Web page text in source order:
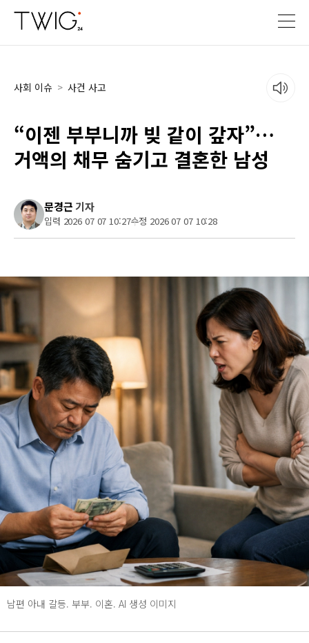
사회 이슈 > 사건 사고
“이젠 부부니까 빚 같이 갚자”…
거액의 채무 숨기고 결혼한 남성
문경근기자
입력 2026 07 07 10:27수정 2026 07 07 10:28
남편 아내 갈등. 부부. 이혼. AI 생성 이미지